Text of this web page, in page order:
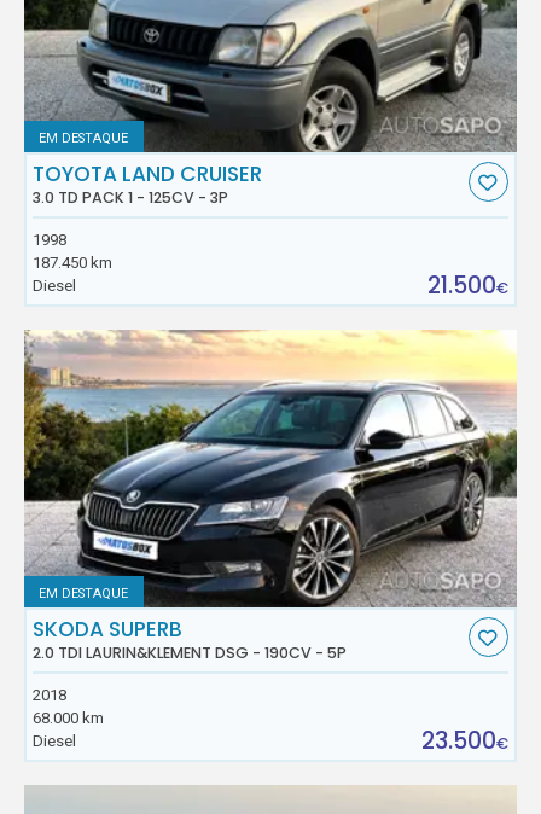
EM DESTAQUE
TOYOTA LAND CRUISER
3.0 TD PACK 1 - 125CV - 3P
1998
187.450 km
Diesel
21.500€
EM DESTAQUE
SKODA SUPERB
2.0 TDI LAURIN&KLEMENT DSG - 190CV - 5P
2018
68.000 km
Diesel
23.500€